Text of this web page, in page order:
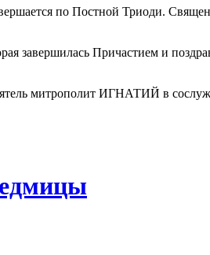
по Постной Триоди.
завершилась Причастием и
митрополит ИГНАТИЙ в